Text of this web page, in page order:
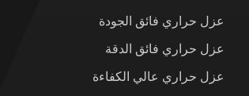
عزل حراري فائق الجودة
عزل حراري فائق الدقة
عزل حراري عالي الكفاءة